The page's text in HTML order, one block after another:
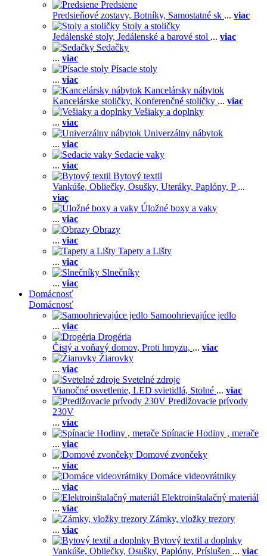
Predsiene
Predsieňové zostavy, Botníky, Samostatné sk ... viac
Stoly a stoličky
Jedálenské stoly, Jedálenské a barové stol ... viac
Sedačky
... viac
Písacie stoly
... viac
Kancelársky nábytok
Kancelárske stoličky, Konferenčné stoličky ... viac
Vešiaky a doplnky
... viac
Univerzálny nábytok
... viac
Sedacie vaky
... viac
Bytový textil
Vankúše, Obliečky, Osušky, Uteráky, Paplóny, P ...
viac
Úložné boxy a vaky
... viac
Obrazy
... viac
Tapety a Lišty
... viac
Slnečníky
... viac
Domácnosť
Domácnosť
Samoohrievajúce jedlo
... viac
Drogéria
Čistý a voňavý domov, Proti hmyzu, ... viac
Žiarovky
... viac
Svetelné zdroje
Vianočné osvetlenie, LED svietidlá, Stolné ... viac
Predlžovacie prívody
230V
... viac
Spínacie Hodiny , merače
... viac
Domové zvončeky
... viac
Domáce videovrátniky
... viac
Elektroinštalačný materiál
... viac
Zámky, vložky trezory
... viac
Bytový textil a doplnky
Vankúše, Obliečky, Osušky, Paplóny, Príslušen ... viac